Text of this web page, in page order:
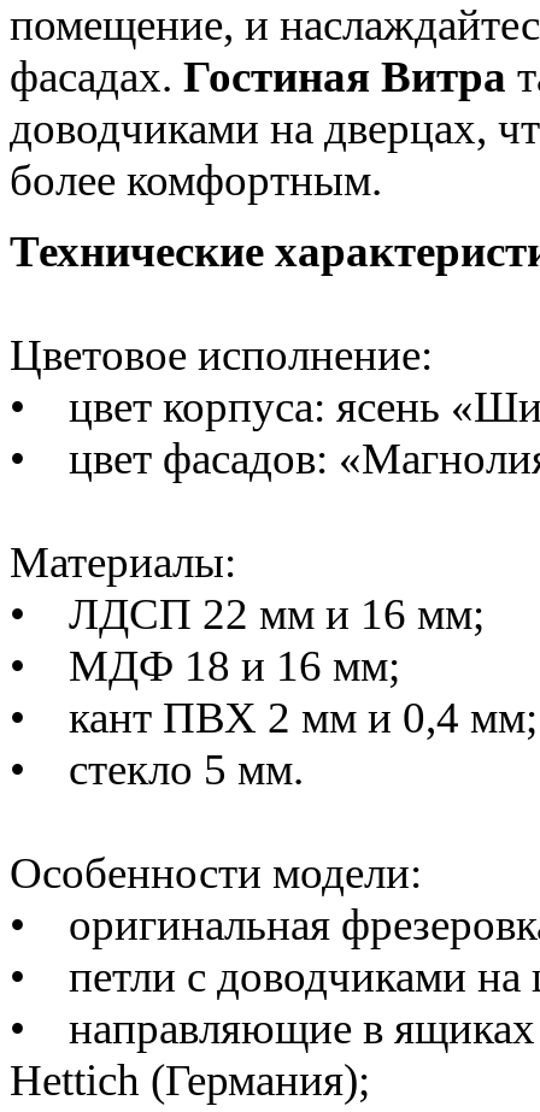
помещение, и
фасадах. Гостиная Витра
доводчиками на дверцах,
более комфортным.
Технические
Цветовое исполнение:
• цвет корпуса: ясень
• цвет фасадов:
Материалы:
• ЛДСП 22 мм и 16 мм;
• МДФ 18 и 16 мм;
• кант ПВХ 2 мм и 0,4
• стекло 5 мм.
Особенности модели:
• оригинальная
• петли с доводчиками
• направляющие в ящиках
Hettich (Германия);